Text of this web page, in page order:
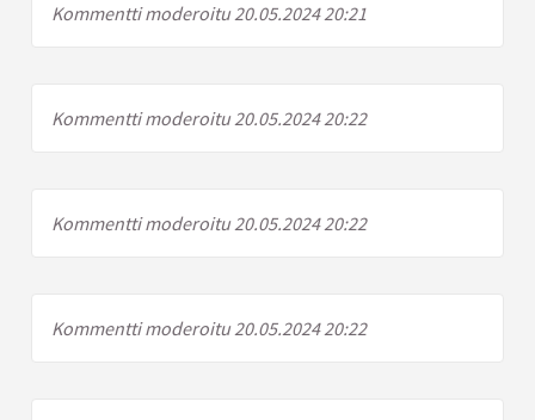
Kommentti moderoitu 20.05.2024 20:21
Kommentti moderoitu 20.05.2024 20:22
Kommentti moderoitu 20.05.2024 20:22
Kommentti moderoitu 20.05.2024 20:22